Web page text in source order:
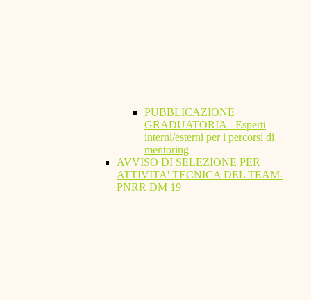
PUBBLICAZIONE
GRADUATORIA - Esperti
interni/esterni per i percorsi di
mentoring
AVVISO DI SELEZIONE PER
ATTIVITA' TECNICA DEL TEAM-
PNRR DM 19